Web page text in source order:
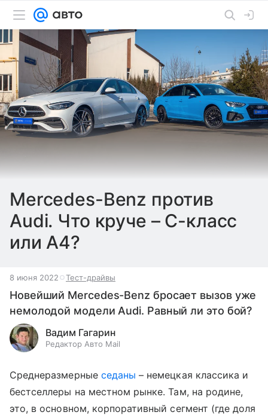
Mercedes-Benz против
Audi. Что круче – С-класс
или A4?
8 июня 2022 Тест-драйвы
Новейший Mercedes-Benz бросает вызов уже
немолодой модели Audi. Равный ли это бой?
Вадим Гагарин
Редактор Авто Mail
Среднеразмерные седаны – немецкая классика и
бестселлеры на местном рынке. Там, на родине,
это, в основном, корпоративный сегмент (где доля